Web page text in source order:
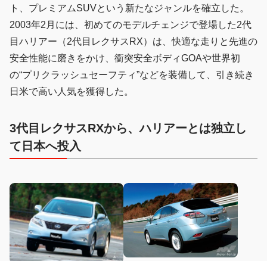
ト、プレミアムSUVという新たなジャンルを確立した。
2003年2月には、初めてのモデルチェンジで登場した2代
目ハリアー（2代目レクサスRX）は、快適な走りと先進の
安全性能に磨きをかけ、衝突安全ボディGOAや世界初
の“プリクラッシュセーフティ”などを装備して、引き続き
日米で高い人気を獲得した。
3代目レクサスRXから、ハリアーとは独立し
て日本へ投入